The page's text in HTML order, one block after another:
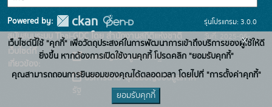
Powered by:
สนับสนุนระบบ Thai-GDC โดย สำนักงานสถิติแห่งชาติ
เว็บไซต์ที่
เกี่ยวข้อง:
ระบบบัญชีข้อมูลภาครัฐ
บริการนามานุกรมบัญชีข้อมูลภาค
รุ่นโปรแกรม: 3.0.0
วันที่: 2025-06-
10
เว็บไซต์นี้ใช้ "คุกกี้" เพื่อวัตถุประสงค์ในการพัฒนาการเข้าถึงบริการของผู้ใช้ให้ดี
ยิ่งขึ้น หากต้องการเปิดใช้งานคุกกี้ โปรดคลิก "ยอมรับคุกกี้"
คุณสามารถถอนการยินยอมของคุณได้ตลอดเวลา โดยไปที่ "การตั้งค่าคุกกี้"
ยอมรับคุกกี้
x